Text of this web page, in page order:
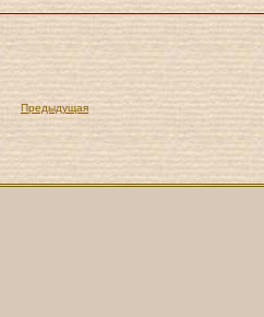
Предыдущая